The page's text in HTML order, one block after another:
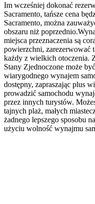
Im wcześniej dokonać
Sacramento, tańsze cena
Sacramento, można
obszaru niż
miejsca przeznaczenia są
powierzchni, zarezerwować
każdy z wielkich otoczenia.
Stany Zjednoczone może
wiarygodnego wynajem
dostępny, zapraszając plus
prowadzić samochodu
przez innych turystów.
tajnych plaż, małych
żadnego lepszego sposobu
użyciu wolność wynajmu